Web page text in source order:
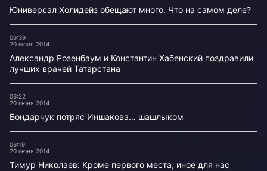
Юниверсал Холидейз обещают много. Что на самом деле?
06:39
20 июня 2014
Александр Розенбаум и Константин Хабенский поздравили
лучших врачей Татарстана
06:22
20 июня 2014
Бондарчук потряс Иншакова… шашлыком
06:19
20 июня 2014
Тимур Николаев: Кроме первого места, иное для нас